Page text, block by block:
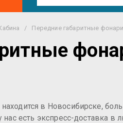
/ Передние габаритные
в Новосибирске,
нас есть экспресс-доставка в